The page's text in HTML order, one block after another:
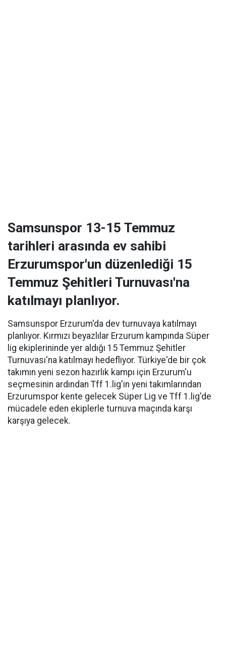
Samsunspor 13-15 Temmuz
tarihleri arasında ev sahibi
Erzurumspor'un düzenlediği 15
Temmuz Şehitleri Turnuvası'na
katılmayı planlıyor.
Samsunspor Erzurum'da dev turnuvaya katılmayı
planlıyor. Kırmızı beyazlılar Erzurum kampında Süper
lig ekiplerininde yer aldığı 15 Temmuz Şehitler
Turnuvası'na katılmayı hedefliyor. Türkiye'de bir çok
takımın yeni sezon hazırlık kampı için Erzurum'u
seçmesinin ardından Tff 1.lig'in yeni takımlarından
Erzurumspor kente gelecek Süper Lig ve Tff 1.lig'de
mücadele eden ekiplerle turnuva maçında karşı
karşıya gelecek.